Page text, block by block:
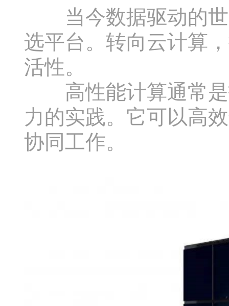
当今数据驱动的世
选平台。转向云计算
活性。
高性能计算通常是
力的实践。它可以高
协同工作。